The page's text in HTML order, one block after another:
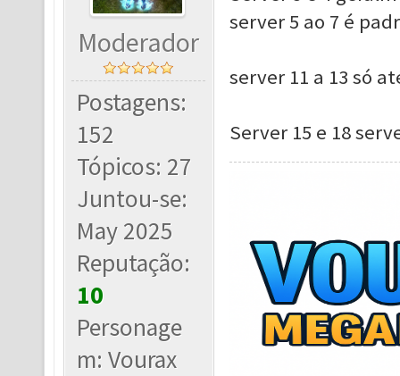
Moderador
Postagens:
152
Tópicos: 27
Juntou-se:
May 2025
Reputação:
10
Personage
m: Vourax
server 5 ao 7 é
server 11 a 13 só
Server 15 e 18